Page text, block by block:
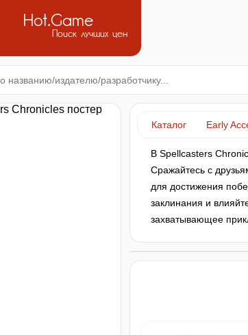
Hot.Game
Поиск лучших цен
Каталог Early
В Spellcasters
Сражайтесь с
для достижения
заклинания и
захватывающее